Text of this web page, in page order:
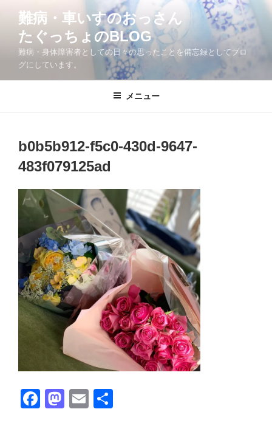
へ
難病・車いすのおっさん
たぐっちょのBLOG
難病・身体障害者としての日々の思ったことを備忘録としてブロ
グにしています。
メニュー
b0b5b912-f5c0-430d-9647-
483f079125ad
F
M
E